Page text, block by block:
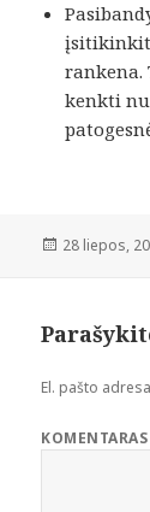
kenkti
Paskelbta
28 liepos,
El. pašto
KOMENTARAS